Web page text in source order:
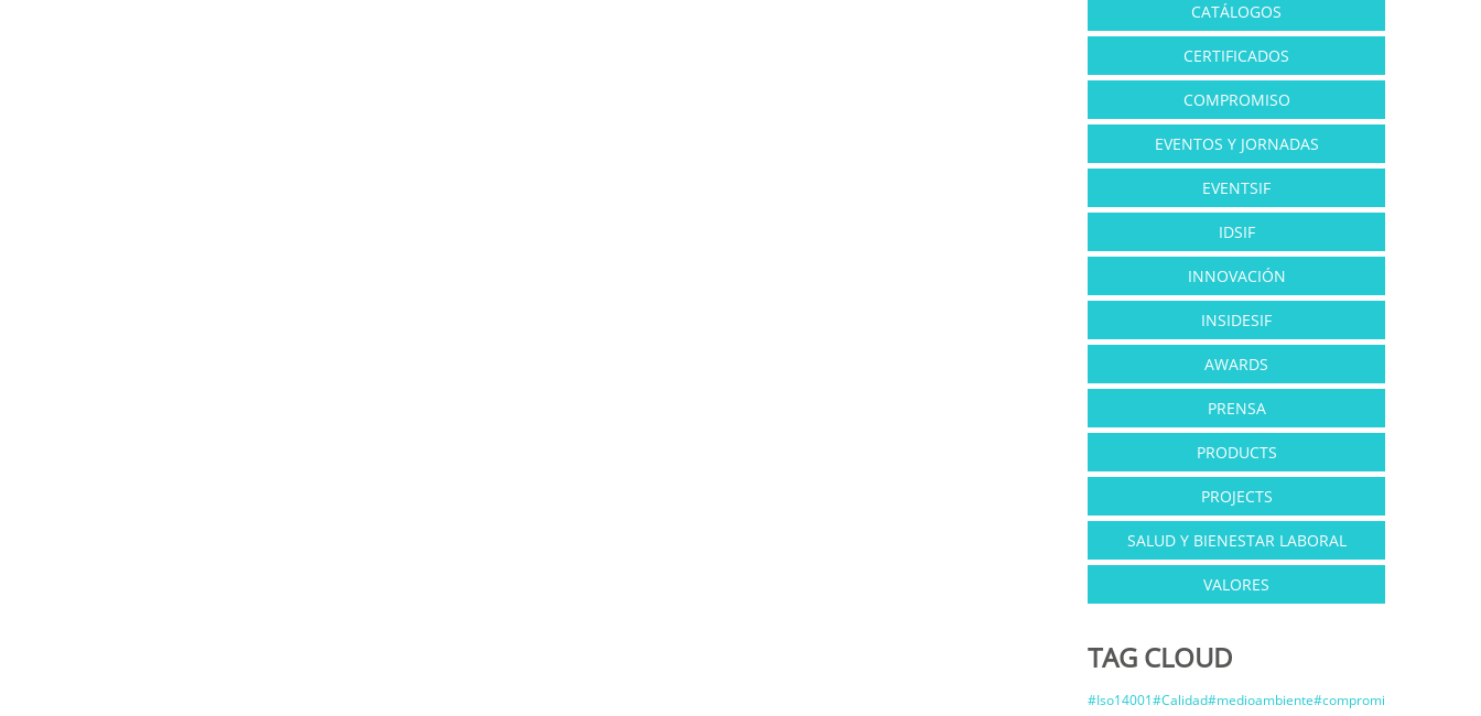
CATÁLOGOS
CERTIFICADOS
COMPROMISO
EVENTOS Y JORNADAS
EVENTSIF
IDSIF
INNOVACIÓN
INSIDESIF
AWARDS
PRENSA
PRODUCTS
PROJECTS
SALUD Y BIENESTAR LABORAL
VALORES
TAG CLOUD
#Iso14001#Calidad#medioambiente#compromi